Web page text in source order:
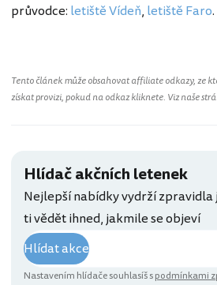
průvodce: letiště Vídeň, letiště Faro.
Tento článek může obsahovat affiliate odkazy, ze
získat provizi, pokud na odkaz kliknete. Viz naše
Hlídač akčních letenek
Nejlepší nabídky vydrží zpravidla
ti vědět ihned, jakmile se objeví
Hlídat akce
Nastavením hlídače souhlasíš spodmínkami